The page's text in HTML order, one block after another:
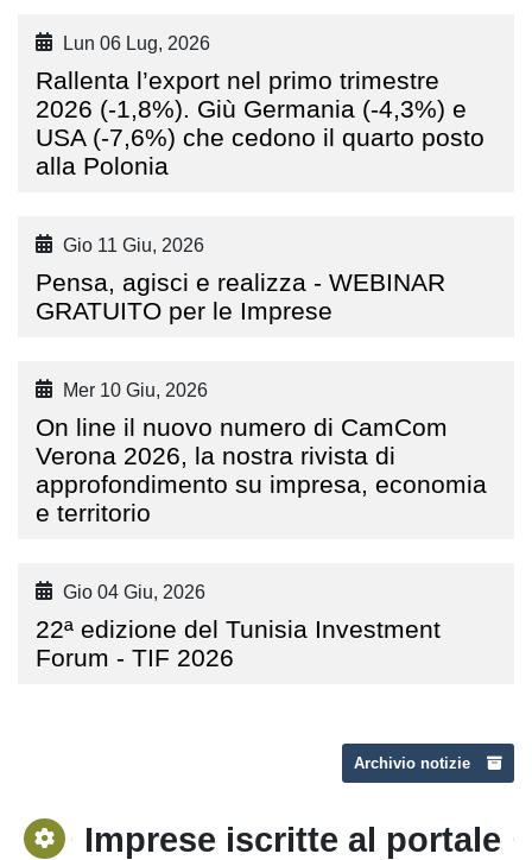
Lun 06 Lug, 2026
Rallenta l’export nel primo trimestre
2026 (-1,8%). Giù Germania (-4,3%) e
USA (-7,6%) che cedono il quarto posto
alla Polonia
Gio 11 Giu, 2026
Pensa, agisci e realizza - WEBINAR
GRATUITO per le Imprese
Mer 10 Giu, 2026
On line il nuovo numero di CamCom
Verona 2026, la nostra rivista di
approfondimento su impresa, economia
e territorio
Gio 04 Giu, 2026
22ª edizione del Tunisia Investment
Forum - TIF 2026
Archivio notizie
Imprese iscritte al portale